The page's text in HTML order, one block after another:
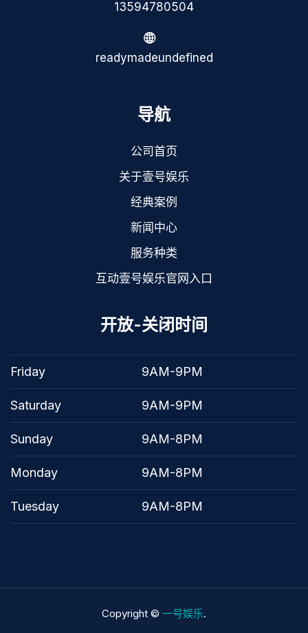
13594780504
readymadeundefined
导航
公司首页
关于壹号娱乐
经典案例
新闻中心
服务种类
互动壹号娱乐官网入口
开放-关闭时间
Friday 9AM-9PM
Saturday 9AM-9PM
Sunday 9AM-8PM
Monday 9AM-8PM
Tuesday 9AM-8PM
Copyright © 一号娱乐.